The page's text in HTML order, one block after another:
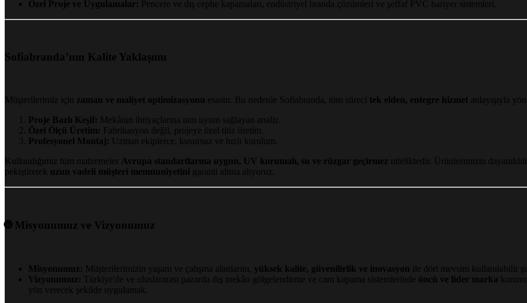
Özel Proje ve Uygulamalar: Pencere ve dış cephe kapamaları, endüstriyel branda çözümleri ve şeffaf PVC bariyer sistemleri.
Sofiabranda’nın Kalite Yaklaşımı
Müşterilerimiz için zaman ve maliyet optimizasyonu esastır. Bu nedenle Sofiabranda, tüm süreci tek elden, entegre hizmet anlayışıyla
Proje Bazlı Keşif: Mekânın ihtiyaçlarına tam uyum sağlayan analiz.
Özel Ölçü Üretim: Fabrikasyon değil, projeye özel titiz üretim.
Profesyonel Montaj: Uzman ekiplerce, kusursuz ve hızlı kurulum.
Kullandığımız tüm malzemeler
Avrupa standartlarına uygun, UV korumalı, su ve rüzgar geçirmez niteliktedir. Ürünlerimizin
pekiştirerek uzun vadeli müşteri memnuniyetini garanti altına alıyoruz.
🌐 Misyonumuz ve Vizyonumuz
Misyonumuz: Müşterilerimizin yaşam ve çalışma alanlarını, yüksek kalite, güvenilirlik ve inovasyon ile dört mevsim kullanılabilir
Vizyonumuz: Türkiye'de ve uluslararası pazarda dış mekân gölgelendirme ve cam kapama sistemlerinde öncü ve lider marka
yön verecek şekilde uygulamak.